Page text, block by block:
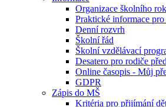
Organizace školního
Praktické informace
Denní rozvrh
Školní řád
Školní vzdělávací
Desatero pro rodiče
Online časopis - Můj
GDPR
Zápis do MŠ
Kritéria pro přijímání